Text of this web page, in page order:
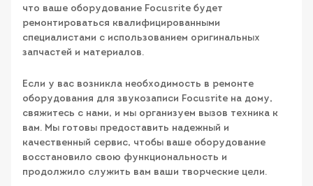
что ваше оборудование Focusrite будет
ремонтироваться квалифицированными
специалистами с использованием оригинальных
запчастей и материалов.
Если у вас возникла необходимость в ремонте
оборудования для звукозаписи Focusrite на дому,
свяжитесь с нами, и мы организуем вызов техника к
вам. Мы готовы предоставить надежный и
качественный сервис, чтобы ваше оборудование
восстановило свою функциональность и
продолжило служить вам ваши творческие цели.